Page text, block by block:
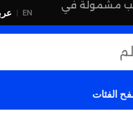
مشمولة في
EN
|
الفئات